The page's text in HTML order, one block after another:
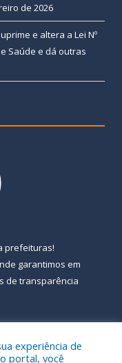
de 2026
e altera a Lei Nº
Saúde e dá outras
prefeituras!
garantimos em
de transparência
experiência de
portal, você